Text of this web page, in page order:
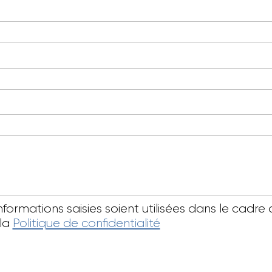
saisies soient utilisées dans le
Politique de confidentialité